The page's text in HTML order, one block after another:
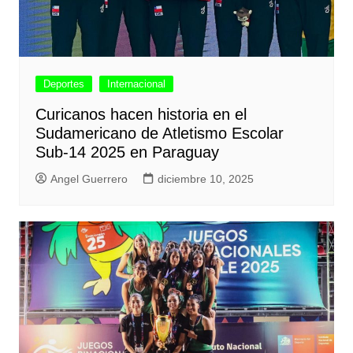
Deportes Internacional
Curicanos hacen historia en el
Sudamericano de Atletismo Escolar
Sub-14 2025 en Paraguay
Angel Guerrero diciembre 10, 2025